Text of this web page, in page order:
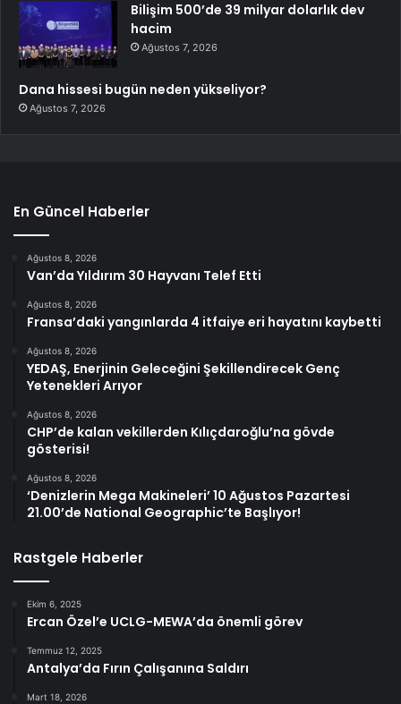
Bilişim 500’de 39 milyar dolarlık dev
hacim
Ağustos 7, 2026
Dana hissesi bugün neden yükseliyor?
Ağustos 7, 2026
En Güncel Haberler
Ağustos 8, 2026
Van’da Yıldırım 30 Hayvanı Telef Etti
Ağustos 8, 2026
Fransa’daki yangınlarda 4 itfaiye eri hayatını kaybetti
Ağustos 8, 2026
YEDAŞ, Enerjinin Geleceğini Şekillendirecek Genç
Yetenekleri Arıyor
Ağustos 8, 2026
CHP’de kalan vekillerden Kılıçdaroğlu’na gövde
gösterisi!
Ağustos 8, 2026
‘Denizlerin Mega Makineleri’ 10 Ağustos Pazartesi
21.00’de National Geographic’te Başlıyor!
Rastgele Haberler
Ekim 6, 2025
Ercan Özel’e UCLG-MEWA’da önemli görev
Temmuz 12, 2025
Antalya’da Fırın Çalışanına Saldırı
Mart 18, 2026